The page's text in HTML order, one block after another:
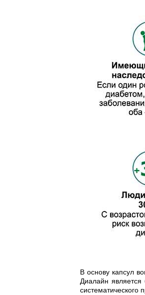
В основу капсул
Диалайн
систематического